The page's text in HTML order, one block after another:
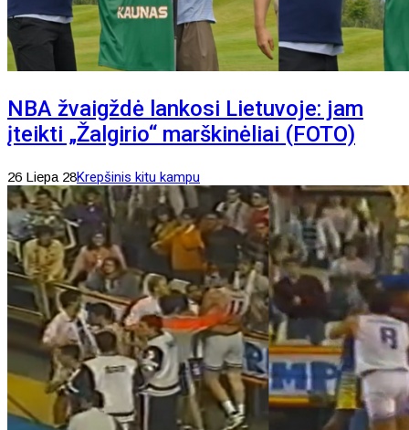
NBA žvaigždė lankosi Lietuvoje: jam
įteikti „Žalgirio“ marškinėliai (FOTO)
26 Liepa 28Krepšinis kitu kampu